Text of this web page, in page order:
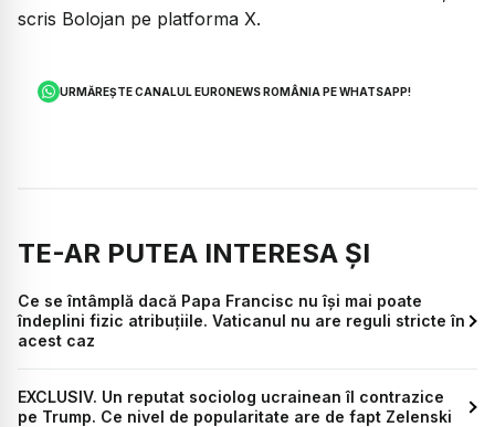
scris Bolojan pe platforma X.
URMĂREȘTE CANALUL EURONEWS ROMÂNIA PE WHATSAPP!
TE-AR PUTEA INTERESA ȘI
Ce se întâmplă dacă Papa Francisc nu își mai poate
îndeplini fizic atribuțiile. Vaticanul nu are reguli stricte în
acest caz
EXCLUSIV. Un reputat sociolog ucrainean îl contrazice
pe Trump. Ce nivel de popularitate are de fapt Zelenski